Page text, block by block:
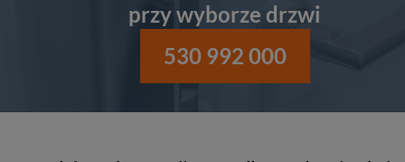
przy wyborze drzwi
530 992 000